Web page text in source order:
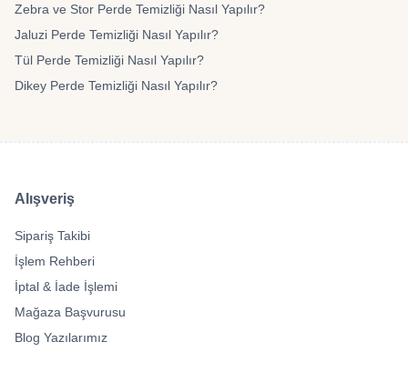
Zebra ve Stor Perde Temizliği Nasıl Yapılır?
Jaluzi Perde Temizliği Nasıl Yapılır?
Tül Perde Temizliği Nasıl Yapılır?
Dikey Perde Temizliği Nasıl Yapılır?
Alışveriş
Sipariş Takibi
İşlem Rehberi
İptal & İade İşlemi
Mağaza Başvurusu
Blog Yazılarımız